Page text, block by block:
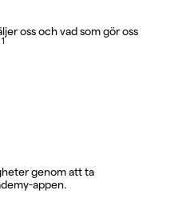
oss och vad som gör oss
1
genom att ta
appen.